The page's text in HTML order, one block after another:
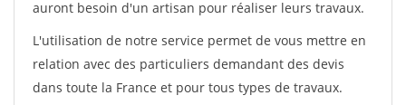
auront besoin d'un artisan pour réaliser leurs travaux.
L'utilisation de notre service permet de vous mettre en
relation avec des particuliers demandant des devis
dans toute la France et pour tous types de travaux.